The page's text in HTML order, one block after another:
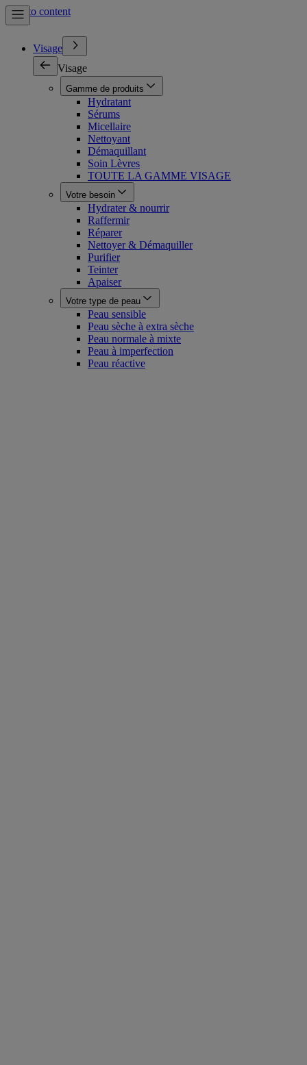
Skip to content
Visage
Visage
Gamme de produits
Hydratant
Sérums
Micellaire
Nettoyant
Démaquillant
Soin Lèvres
TOUTE LA GAMME VISAGE
Votre besoin
Hydrater & nourrir
Raffermir
Réparer
Nettoyer & Démaquiller
Purifier
Teinter
Apaiser
Votre type de peau
Peau sensible
Peau sèche à extra sèche
Peau normale à mixte
Peau à imperfection
Peau réactive